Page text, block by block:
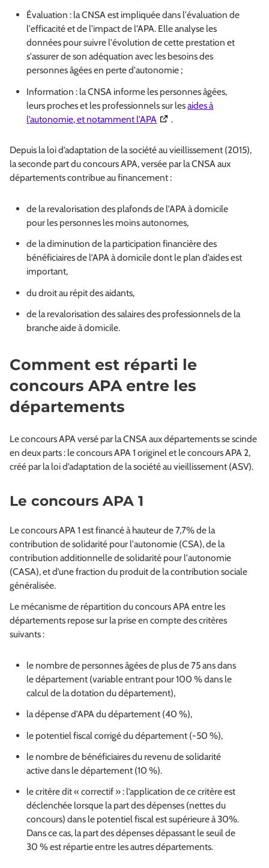
Évaluation : la CNSA est impliquée dans l'évaluation de
l'efficacité et de l'impact de l'APA. Elle analyse les
données pour suivre l'évolution de cette prestation et
s'assurer de son adéquation avec les besoins des
personnes âgées en perte d'autonomie ;
Information : la CNSA informe les personnes âgées,
leurs proches et les professionnels sur lesaides à
l’autonomie, et notamment l’APA (Ouverture dans une
.
Depuis la loi d’adaptation de la société au vieillissement (2015),
la seconde part du concours APA, versée par la CNSA aux
départements contribue au financement :
de la revalorisation des plafonds de l’APA à domicile
pour les personnes les moins autonomes,
de la diminution de la participation financière des
bénéficiaires de l’APA à domicile dont le plan d’aides est
important,
du droit au répit des aidants,
de la revalorisation des salaires des professionnels de la
branche aide à domicile.
Comment est réparti le
concours APA entre les
départements
Le concours APA versé par la CNSA aux départements se scinde
en deux parts : le concours APA 1 originel et le concours APA 2,
créé par la loi d’adaptation de la société au vieillissement (ASV).
Le concours APA 1
Le concours APA 1 est financé à hauteur de 7,7% de la
contribution de solidarité pour l'autonomie (CSA), de la
contribution additionnelle de solidarité pour l'autonomie
(CASA), et d’une fraction du produit de la contribution sociale
généralisée.
Le mécanisme de répartition du concours APA entre les
départements repose sur la prise en compte des critères
suivants :
le nombre de personnes âgées de plus de 75 ans dans
le département (variable entrant pour 100 % dans le
calcul de la dotation du département),
la dépense d’APA du département (40 %),
le potentiel fiscal corrigé du département (-50 %),
le nombre de bénéficiaires du revenu de solidarité
active dans le département (10 %).
le critère dit « correctif » : l’application de ce critère est
déclenchée lorsque la part des dépenses (nettes du
concours) dans le potentiel fiscal est supérieure à 30%.
Dans ce cas, la part des dépenses dépassant le seuil de
30 % est répartie entre les autres départements.